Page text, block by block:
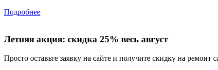
Подробнее
Летняя акция: скидка 25% весь август
Просто оставьте заявку на сайте и получите скидку на